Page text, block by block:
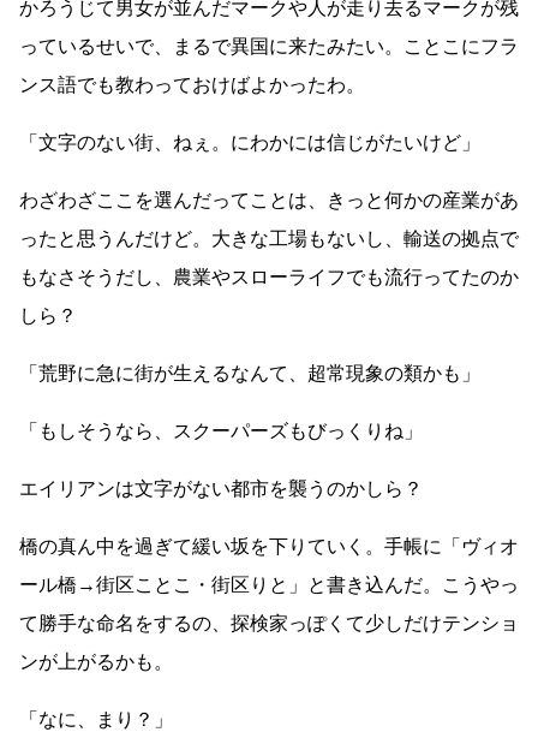
かろうじて男女が並んだマークや人が走り去るマークが残
っているせいで、まるで異国に来たみたい。ことこにフラ
ンス語でも教わっておけばよかったわ。
「文字のない街、ねぇ。にわかには信じがたいけど」
わざわざここを選んだってことは、きっと何かの産業があ
ったと思うんだけど。大きな工場もないし、輸送の拠点で
もなさそうだし、農業やスローライフでも流行ってたのか
しら？
「荒野に急に街が生えるなんて、超常現象の類かも」
「もしそうなら、スクーパーズもびっくりね」
エイリアンは文字がない都市を襲うのかしら？
橋の真ん中を過ぎて緩い坂を下りていく。手帳に「ヴィオ
ール橋→街区ことこ・街区りと」と書き込んだ。こうやっ
て勝手な命名をするの、探検家っぽくて少しだけテンショ
ンが上がるかも。
「なに、まり？」